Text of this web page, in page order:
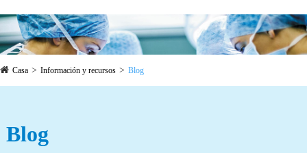
Casa Información y recursos Blog
Blog